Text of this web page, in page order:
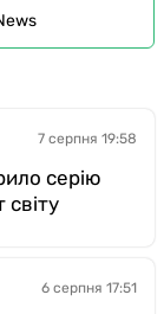
7 серпня 19:58
серію
світу
6 серпня 17:51